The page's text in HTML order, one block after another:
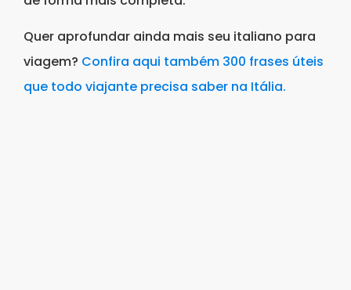
Quer aprofundar ainda mais seu italiano para
viagem? Confira aqui também 300 frases úteis
que todo viajante precisa saber na Itália.